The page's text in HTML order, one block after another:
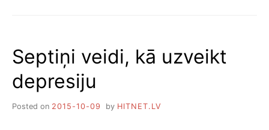
RAKSTURU
Septiņi veidi, kā uzveikt
depresiju
Posted on 2015-10-09 by HITNET.LV